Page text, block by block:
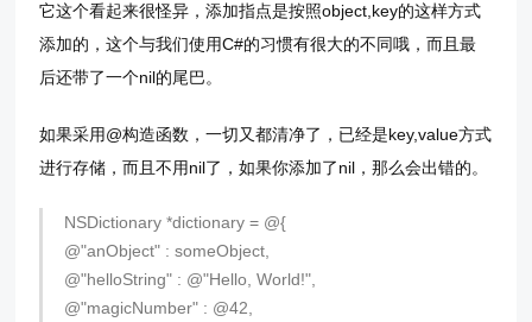
它这个看起来很怪异，添加指点是按照object,key的这样方式
添加的，这个与我们使用C#的习惯有很大的不同哦，而且最
后还带了一个nil的尾巴。
如果采用@构造函数，一切又都清净了，已经是key,value方式
进行存储，而且不用nil了，如果你添加了nil，那么会出错的。
NSDictionary *dictionary = @{
@"anObject" : someObject,
@"helloString" : @"Hello, World!",
@"magicNumber" : @42,